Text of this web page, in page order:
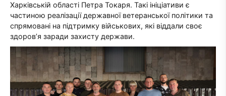
Харківській області Петра Токаря. Такі ініціативи є
частиною реалізації державної ветеранської політики та
спрямовані на підтримку військових, які віддали своє
здоров’я заради захисту держави.